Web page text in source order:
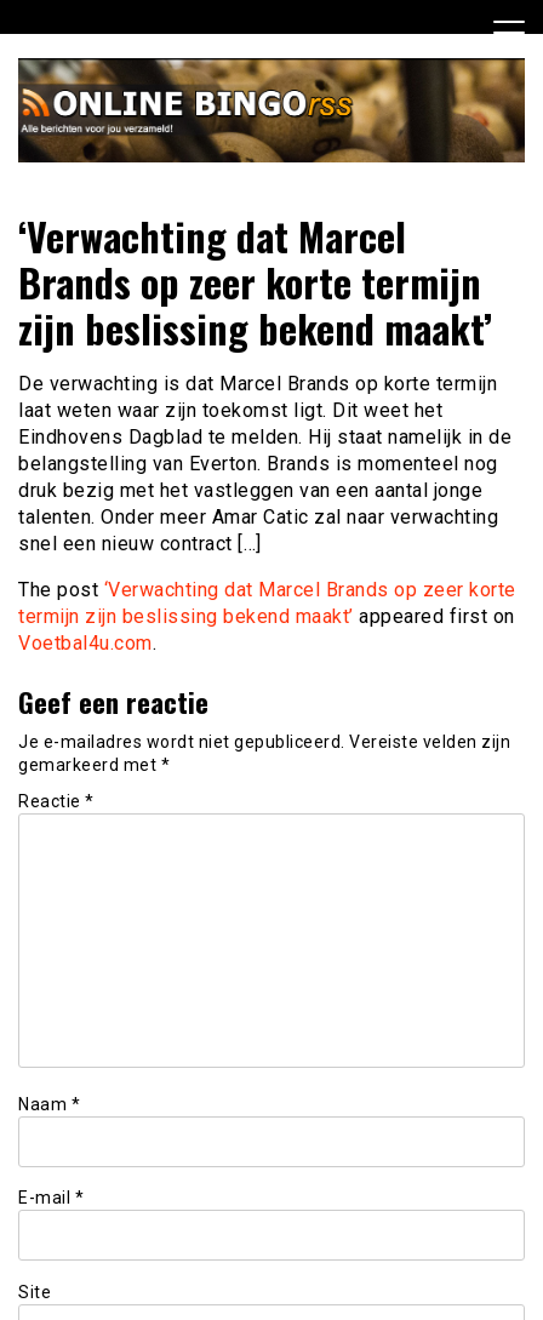
naar
inhoud
Online Bingo RSS
verzameld
‘Verwachting dat Marcel
Brands op zeer korte termijn
zijn beslissing bekend maakt’
De verwachting is dat Marcel Brands op korte termijn
laat weten waar zijn toekomst ligt. Dit weet het
Eindhovens Dagblad te melden. Hij staat namelijk in de
belangstelling van Everton. Brands is momenteel nog
druk bezig met het vastleggen van een aantal jonge
talenten. Onder meer Amar Catic zal naar verwachting
snel een nieuw contract […]
The post ‘Verwachting dat Marcel Brands op zeer korte
termijn zijn beslissing bekend maakt’ appeared first on
Voetbal4u.com.
Geef een reactie
Je e-mailadres wordt niet gepubliceerd. Vereiste velden zijn
gemarkeerd met *
Reactie *
Naam *
E-mail *
Site